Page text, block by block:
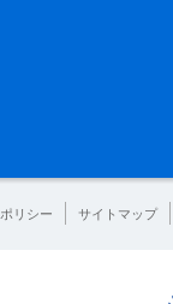
リシー サイトマップ